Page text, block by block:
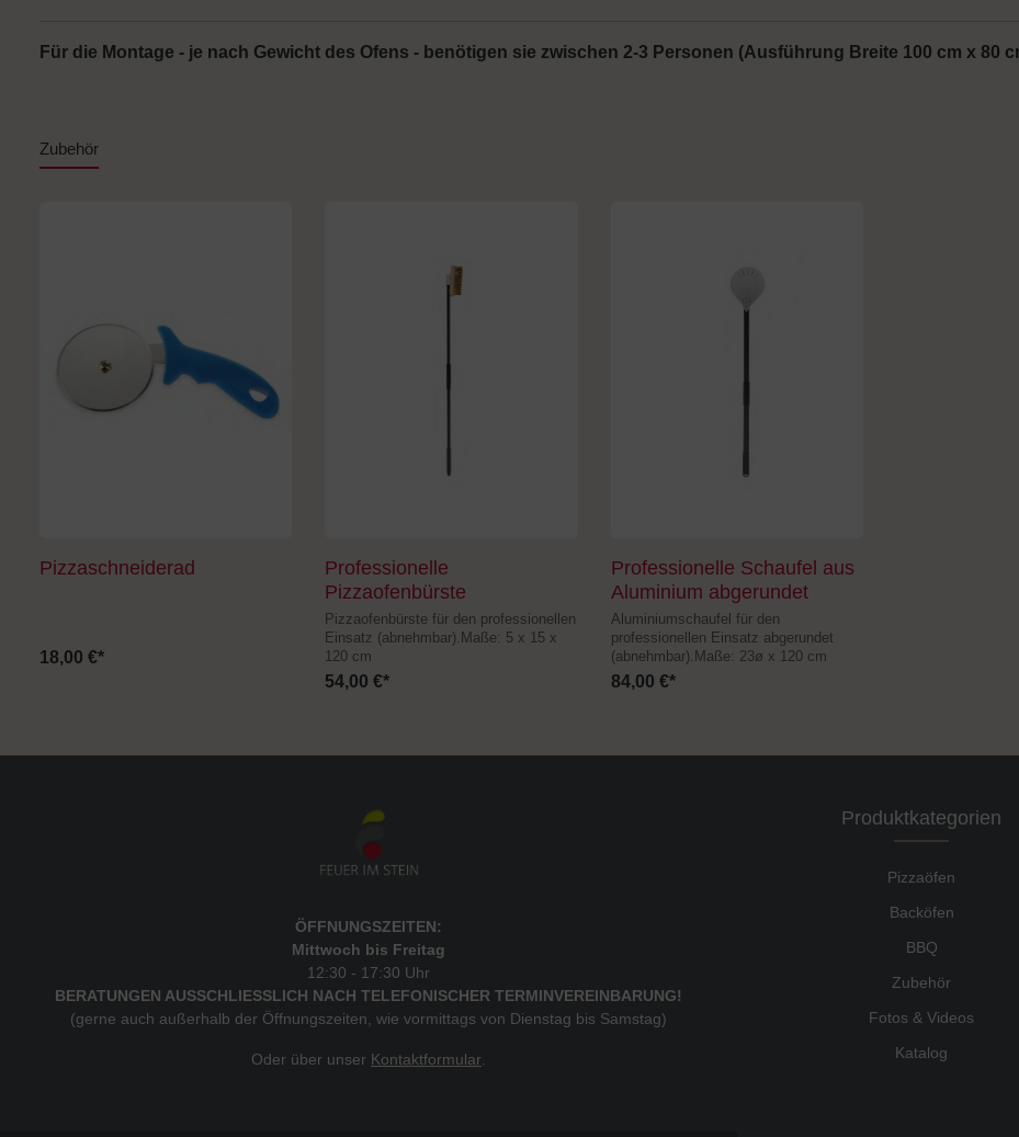
Für die Montage - je nach Gewicht des Ofens - benötigen sie zwischen 2-3 Personen (Ausführung Breite 100 cm x 80
Zubehör
Pizzaschneiderad
18,00 €*
Professionelle
Pizzaofenbürste
Pizzaofenbürste für den professionellen
Einsatz (abnehmbar).Maße: 5 x 15 x
120 cm
54,00 €*
Professionelle Schaufel aus
Aluminium abgerundet
Aluminiumschaufel für den
professionellen Einsatz abgerundet
(abnehmbar).Maße: 23ø x 120 cm
84,00 €*
ÖFFNUNGSZEITEN:
Mittwoch bis Freitag
12:30 - 17:30 Uhr
BERATUNGEN AUSSCHLIESSLICH NACH TELEFONISCHER TERMINVEREINBARUNG!
(gerne auch außerhalb der Öffnungszeiten, wie vormittags von Dienstag bis Samstag)
Oder über unser Kontaktformular
Produktkategorien
Pizzaöfen
Backöfen
BBQ
Zubehör
Fotos & Videos
Katalog